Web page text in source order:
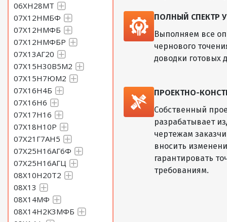
06ХН28МТ
07Х12НМБФ
07Х12НМФБ
07Х12НМФБР
07Х13АГ20
07Х15Н30В5М2
07Х15Н7ЮМ2
07Х16Н4Б
07Х16Н6
07Х17Н16
07Х18Н10Р
07Х21Г7АН5
07Х25Н16АГ6Ф
07Х25Н16АГЦ
08Х10Н20Т2
08Х13
08Х14МФ
08Х14Н2К3МФБ
ПОЛНЫЙ СПЕКТР
Выполняем все
чернового
доводки готовых
ПРОЕКТНО-
Собственный
разрабатывает
чертежам
вносить
гарантировать
требованиям.